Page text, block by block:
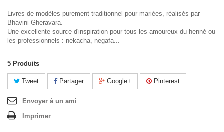
Livres de modèles purement traditionnel pour marièes, réalisés par
Bhavini Gheravara.
Une excellente source d'inspiration pour tous les amoureux du henné ou
les professionnels : nekacha, negafa...
5 Produits
Tweet Partager Google+ Pinterest
Envoyer à un ami
Imprimer